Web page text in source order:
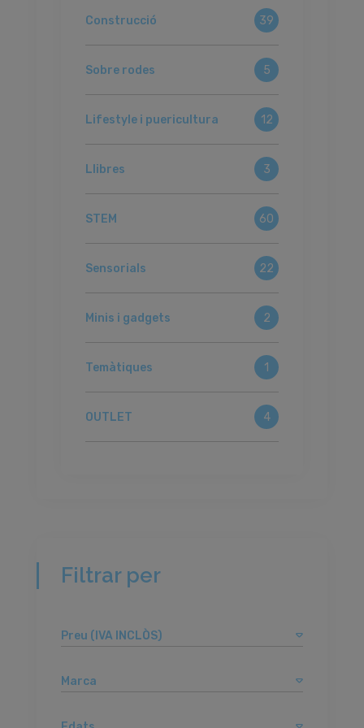
Filtrar per
Preu (IVA INCLÒS)
Marca
Construcció 39
Sobre rodes 5
Lifestyle i puericultura 12
Llibres 3
STEM 60
Sensorials 22
Minis i gadgets 2
Temàtiques 1
OUTLET 4